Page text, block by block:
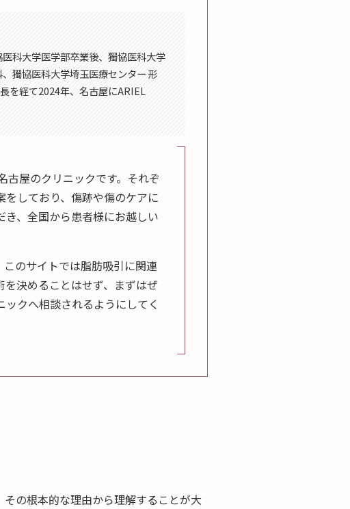
科大学医学部卒業後、獨協医科大学
獨協医科大学埼玉医療センター 形
を経て2024年、名古屋にARIEL
古屋のクリニックです。それぞ
しており、傷跡や傷のケアに
、全国から患者様にお越しい
のサイトでは脂肪吸引に関連
決めることはせず、まずはぜ
クへ相談されるようにしてく
の根本的な理由から理解することが大